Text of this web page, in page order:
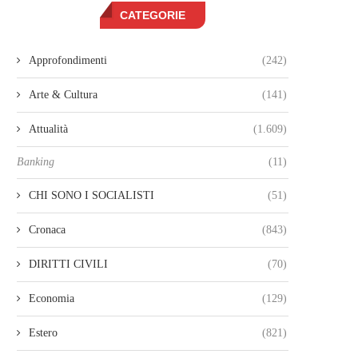
CATEGORIE
Approfondimenti (242)
Arte & Cultura (141)
Attualità (1.609)
Banking (11)
CHI SONO I SOCIALISTI (51)
Cronaca (843)
DIRITTI CIVILI (70)
Economia (129)
Estero (821)